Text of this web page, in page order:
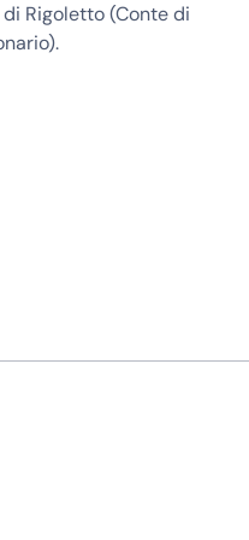
Rigoletto (Conte di